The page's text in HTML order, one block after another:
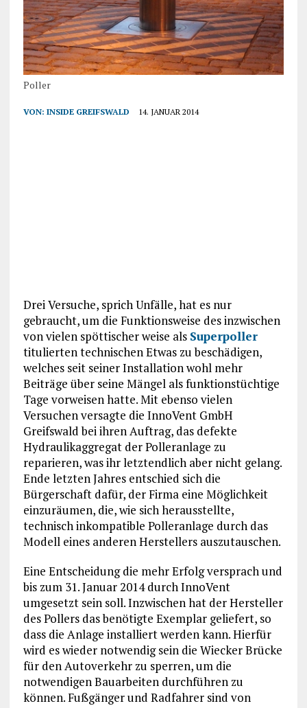
Poller
VON: INSIDE GREIFSWALD 14. JANUAR 2014
Drei Versuche, sprich Unfälle, hat es nur
gebraucht, um die Funktionsweise des inzwischen
von vielen spöttischer weise als Superpoller
titulierten technischen Etwas zu beschädigen,
welches seit seiner Installation wohl mehr
Beiträge über seine Mängel als funktionstüchtige
Tage vorweisen hatte. Mit ebenso vielen
Versuchen versagte die InnoVent GmbH
Greifswald bei ihren Auftrag, das defekte
Hydraulikaggregat der Polleranlage zu
reparieren, was ihr letztendlich aber nicht gelang.
Ende letzten Jahres entschied sich die
Bürgerschaft dafür, der Firma eine Möglichkeit
einzuräumen, die, wie sich herausstellte,
technisch inkompatible Polleranlage durch das
Modell eines anderen Herstellers auszutauschen.
Eine Entscheidung die mehr Erfolg versprach und
bis zum 31. Januar 2014 durch InnoVent
umgesetzt sein soll. Inzwischen hat der Hersteller
des Pollers das benötigte Exemplar geliefert, so
dass die Anlage installiert werden kann. Hierfür
wird es wieder notwendig sein die Wiecker Brücke
für den Autoverkehr zu sperren, um die
notwendigen Bauarbeiten durchführen zu
können. Fußgänger und Radfahrer sind von